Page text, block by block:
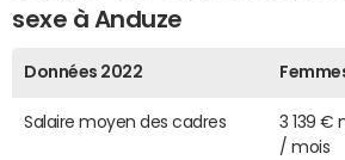
sexe à Anduze
Données 2022
Salaire moyen des cadres
3 139 €
/ mois